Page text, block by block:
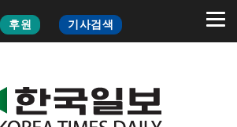
후원 기사검색